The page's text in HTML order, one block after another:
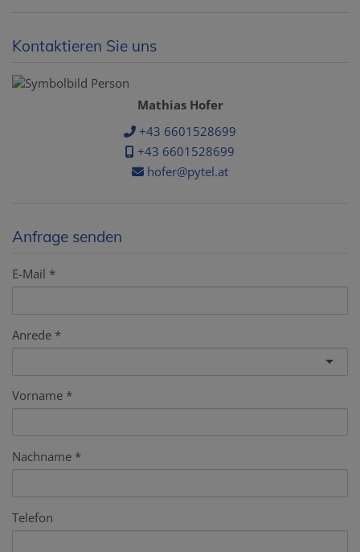
Kontaktieren Sie uns
Mathias Hofer
+43 6601528699
+43 6601528699
hofer@pytel.at
Anfrage senden
E-Mail
Anrede
Vorname
Nachname
Telefon